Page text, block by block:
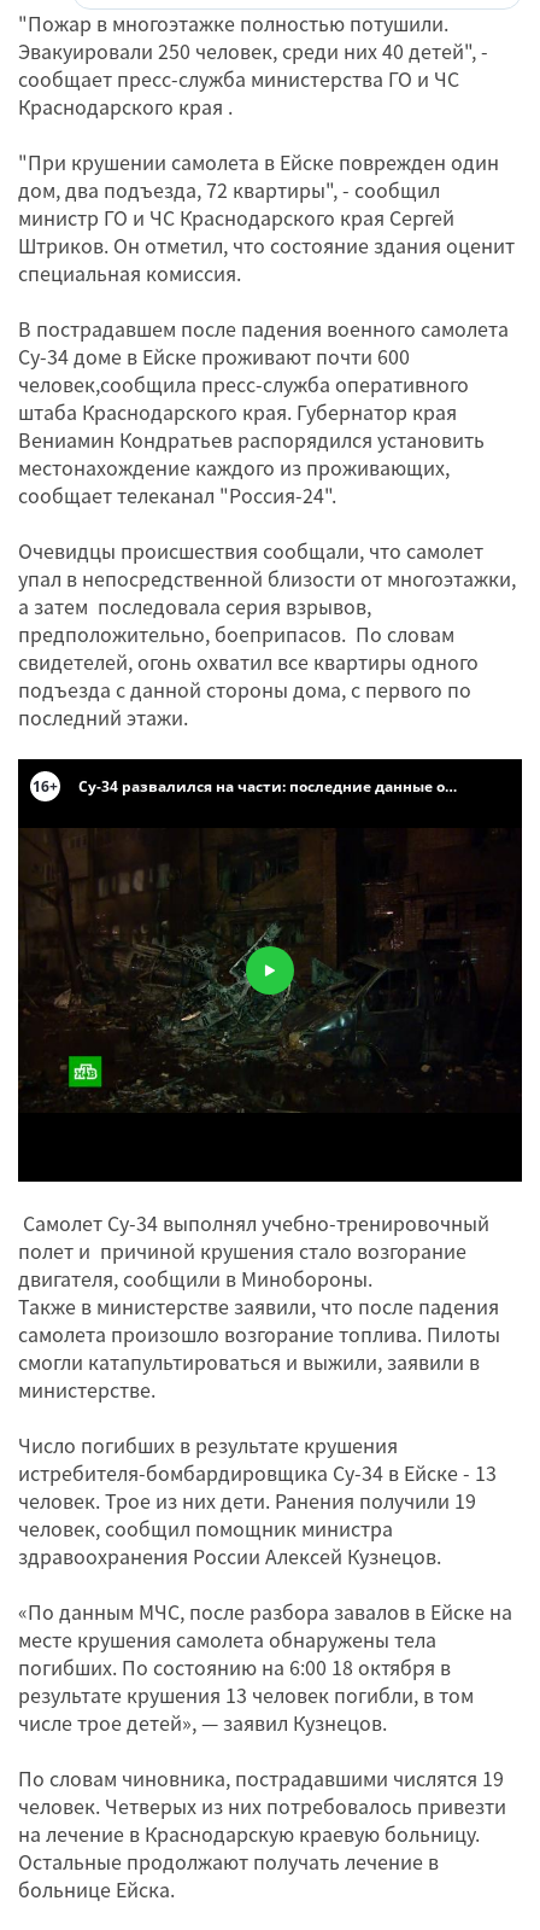
"Пожар в многоэтажке полностью потушили.
Эвакуировали 250 человек, среди них 40 детей", -
сообщает пресс-служба министерства ГО и ЧС
Краснодарского края .
"При крушении самолета в Ейске поврежден один
дом, два подъезда, 72 квартиры", - сообщил
министр ГО и ЧС Краснодарского края Сергей
Штриков. Он отметил, что состояние здания оценит
специальная комиссия.
В пострадавшем после падения военного самолета
Су-34 доме в Ейске проживают почти 600
человек,сообщила пресс-служба оперативного
штаба Краснодарского края. Губернатор края
Вениамин Кондратьев распорядился установить
местонахождение каждого из проживающих,
сообщает телеканал "Россия-24".
Очевидцы происшествия сообщали, что самолет
упал в непосредственной близости от многоэтажки,
а затем последовала серия взрывов,
предположительно, боеприпасов. По словам
свидетелей, огонь охватил все квартиры одного
подъезда с данной стороны дома, с первого по
последний этажи.
Самолет Су-34 выполнял учебно-тренировочный
полет и причиной крушения стало возгорание
двигателя, сообщили в Минобороны.
Также в министерстве заявили, что после падения
самолета произошло возгорание топлива. Пилоты
смогли катапультироваться и выжили, заявили в
министерстве.
Число погибших в результате крушения
истребителя-бомбардировщика Су-34 в Ейске - 13
человек. Трое из них дети. Ранения получили 19
человек, сообщил помощник министра
здравоохранения России Алексей Кузнецов.
«По данным МЧС, после разбора завалов в Ейске на
месте крушения самолета обнаружены тела
погибших. По состоянию на 6:00 18 октября в
результате крушения 13 человек погибли, в том
числе трое детей», — заявил Кузнецов.
По словам чиновника, пострадавшими числятся 19
человек. Четверых из них потребовалось привезти
на лечение в Краснодарскую краевую больницу.
Остальные продолжают получать лечение в
больнице Ейска.